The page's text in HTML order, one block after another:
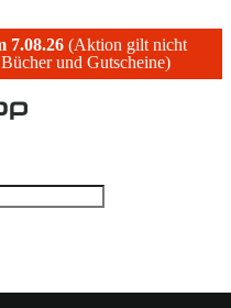
7.08.26(Aktion gilt nicht
und Gutscheine)